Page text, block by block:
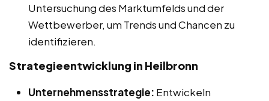
Untersuchung des Marktumfelds und der
Wettbewerber, um Trends und Chancen zu
identifizieren.
Strategieentwicklung in Heilbronn
Unternehmensstrategie: Entwickeln